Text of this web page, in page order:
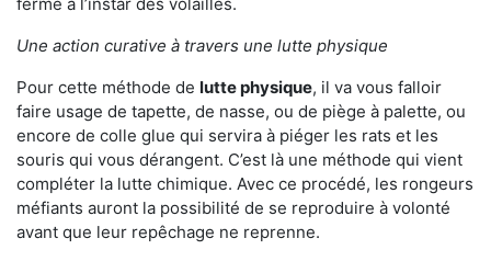
Une action curative à travers une lutte physique
Pour cette méthode de lutte physique, il va vous falloir
faire usage de tapette, de nasse, ou de piège à palette, ou
encore de colle glue qui servira à piéger les rats et les
souris qui vous dérangent. C’est là une méthode qui vient
compléter la lutte chimique. Avec ce procédé, les rongeurs
méfiants auront la possibilité de se reproduire à volonté
avant que leur repêchage ne reprenne.